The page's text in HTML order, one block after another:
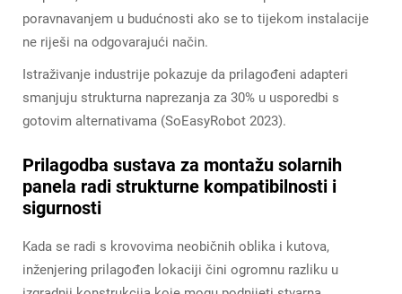
poravnavanjem u budućnosti ako se to tijekom instalacije
ne riješi na odgovarajući način.
Istraživanje industrije pokazuje da prilagođeni adapteri
smanjuju strukturna naprezanja za 30% u usporedbi s
gotovim alternativama (SoEasyRobot 2023).
Prilagodba sustava za montažu solarnih
panela radi strukturne kompatibilnosti i
sigurnosti
Kada se radi s krovovima neobičnih oblika i kutova,
inženjering prilagođen lokaciji čini ogromnu razliku u